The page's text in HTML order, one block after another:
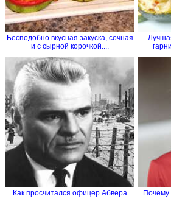
Бесподобно вкусная закуска, сочная
и с сырной корочкой....
Как просчитался офицер Абвера
Почему